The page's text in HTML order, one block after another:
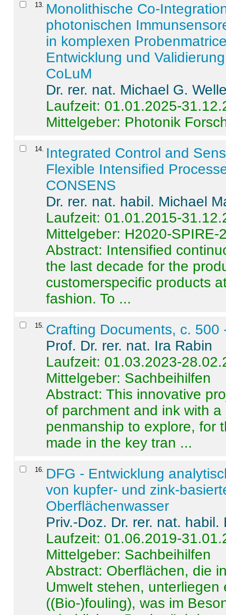
13
Monolithische Co-
photonischen
in komplexen
Entwicklung und
CoLuM
Dr. rer. nat. Michael G.
Laufzeit: 01.01.2025-
Mittelgeber: Photonik
14
Integrated Control and
Flexible Intensified
CONSENS
Dr. rer. nat. habil. Michael
Laufzeit: 01.01.2015-
Mittelgeber: H2020-SPIRE-
Abstract: Intensified
the last decade for the
customerspecific products
fashion. To ...
15 Crafting Documents, c. 500
Prof. Dr. rer. nat. Ira Rabin
Laufzeit: 01.03.2023-
Mittelgeber: Sachbeihilfen
Abstract:This innovative
of parchment and ink with
penmanship to explore, for
made in the key tran ...
16
DFG - Entwicklung
von kupfer- und zink-
Oberflächenwasser
Priv.-Doz. Dr. rer. nat.
Laufzeit: 01.06.2019-
Mittelgeber: Sachbeihilfen
Abstract: Oberflächen, die
Umwelt stehen,
((Bio-)fouling), was im